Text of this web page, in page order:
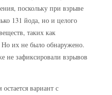
поскольку при взрыве
131 йода, но и целого
таких как
их не было обнаружено.
не зафиксировали взрывов
вариант с